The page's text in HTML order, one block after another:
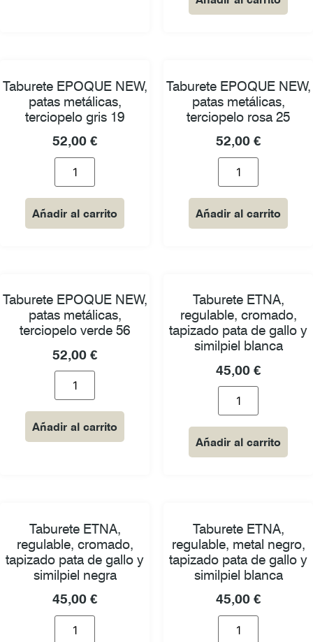
Taburete EPOQUE NEW,
patas metálicas,
terciopelo gris 19
52,00 €
Añadir al carrito
Taburete EPOQUE NEW,
patas metálicas,
terciopelo rosa 25
52,00 €
Añadir al carrito
Taburete EPOQUE NEW,
patas metálicas,
terciopelo verde 56
52,00 €
Añadir al carrito
Taburete ETNA,
regulable, cromado,
tapizado pata de gallo y
similpiel blanca
45,00 €
Añadir al carrito
Taburete ETNA,
regulable, cromado,
tapizado pata de gallo y
similpiel negra
45,00 €
Taburete ETNA,
regulable, metal negro,
tapizado pata de gallo y
similpiel blanca
45,00 €